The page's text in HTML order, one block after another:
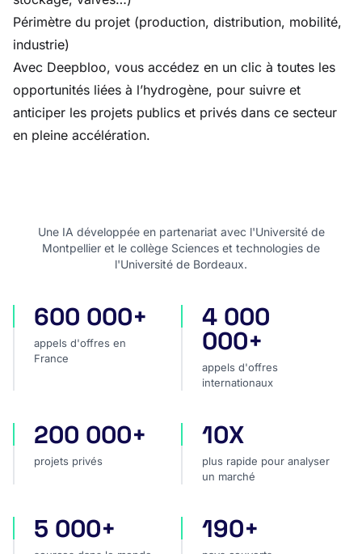
Périmètre du projet (production, distribution, mobilité,
industrie)
Avec Deepbloo, vous accédez en un clic à toutes les
opportunités liées à l’hydrogène, pour suivre et
anticiper les projets publics et privés dans ce secteur
en pleine accélération.
Une IA développée en partenariat avec l'Université de
Montpellier et le collège Sciences et technologies de
l'Université de Bordeaux.
appels d'offres en France
600 000+
appels d'offres en
France
appels d'offres
4 000
000+
appels d'offres
internationaux
projets privés
200 000+
projets privés
plus rapide pour analyser
10X
plus rapide pour analyser
un marché
sources dans le monde
5 000+ pays couverts
190+